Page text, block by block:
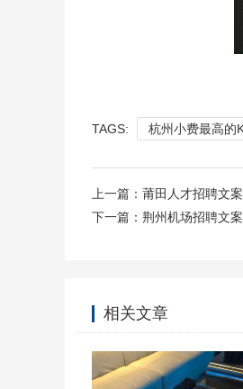
TAGS: 杭州小费最高的
上一篇： 莆田人才招聘文
下一篇： 荆州机场招聘文
相关文章